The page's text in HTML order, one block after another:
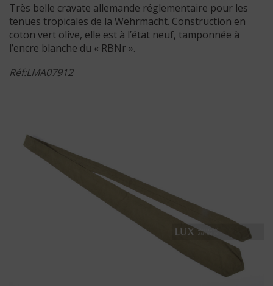
Très belle cravate allemande réglementaire pour les
tenues tropicales de la Wehrmacht. Construction en
coton vert olive, elle est à l’état neuf, tamponnée à
l’encre blanche du « RBNr ».
Réf:LMA07912